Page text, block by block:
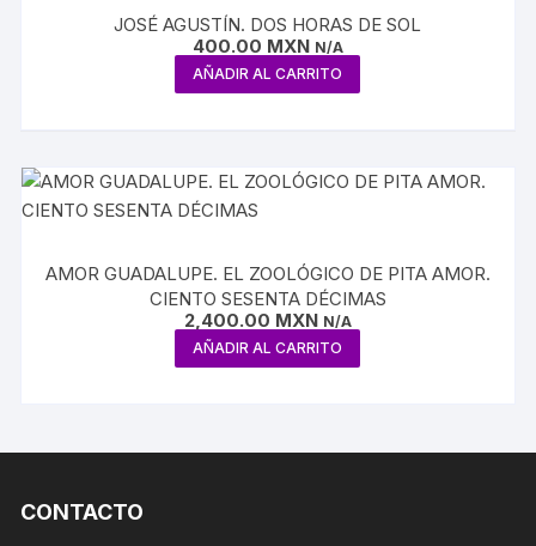
JOSÉ AGUSTÍN. DOS HORAS DE SOL
400.00 MXN N/A
AÑADIR AL CARRITO
AMOR GUADALUPE. EL ZOOLÓGICO DE PITA AMOR.
CIENTO SESENTA DÉCIMAS
2,400.00 MXN N/A
AÑADIR AL CARRITO
CONTACTO